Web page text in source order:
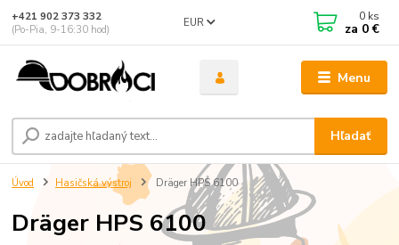
Menu
EUR
Hľadať
+421 902 373 332
(Po-Pia, 9-16:30 hod)
0 ks
za 0 €
Úvod Hasičská výstroj Dräger HPS 6100
Dräger HPS 6100